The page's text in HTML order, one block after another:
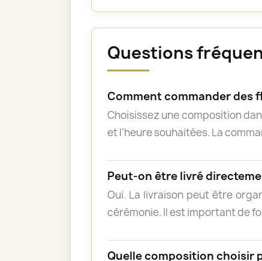
Questions
Comment commander des
Choisissez une composition
et l’heure souhaitées. La
Peut-on être livré
Oui. La livraison peut être
cérémonie. Il est important de
Quelle composition choisir